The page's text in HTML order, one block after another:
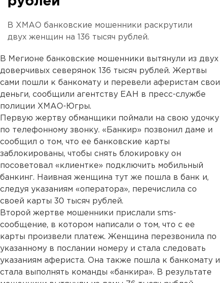
В ХМАО банковские мошенники раскрутили
двух женщин на 136 тысяч рублей.
В Мегионе банковские мошенники вытянули из двух
доверчивых северянок 136 тысяч рублей. Жертвы
сами пошли к банкомату и перевели аферистам свои
деньги, сообщили агентству ЕАН в пресс-службе
полиции ХМАО-Югры.
Первую жертву обманщики поймали на свою удочку
по телефонному звонку. «Банкир» позвонил даме и
сообщил о том, что ее банковские карты
заблокированы, чтобы снять блокировку он
посоветовал «клиентке» подключить мобильный
банкинг. Наивная женщина тут же пошла в банк и,
следуя указаниям «оператора», перечислила со
своей карты 30 тысяч рублей.
Второй жертве мошенники прислали sms-
сообщение, в котором написали о том, что с ее
карты произвели платеж. Женщина перезвонила по
указанному в послании номеру и стала следовать
указаниям афериста. Она также пошла к банкомату и
стала выполнять команды «банкира». В результате